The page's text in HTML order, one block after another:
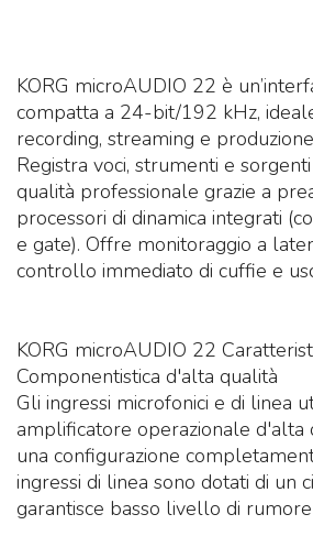
KORG microAUDIO 22 è
compatta a 24-bit/192 kHz,
recording, streaming e
Registra voci, strumenti e
qualità professionale grazie a
processori di dinamica integrati
e gate). Offre monitoraggio a
controllo immediato di cuffie e
KORG microAUDIO 22
Componentistica d'alta qualità
Gli ingressi microfonici e di linea
amplificatore operazionale d'alta
una configurazione
ingressi di linea sono dotati di un
garantisce basso livello di